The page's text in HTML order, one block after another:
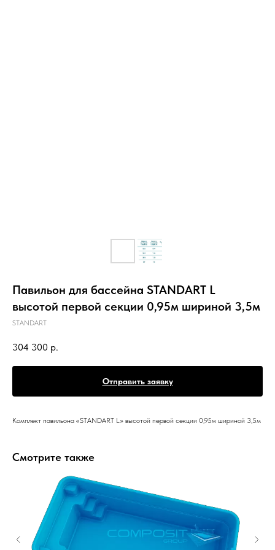
Павильон для бассейна STANDART L
высотой первой секции 0,95м шириной 3,5м
STANDART
304 300 р.
Отправить заявку
Комплект павильона «STANDART L» высотой первой секции 0,95м шириной 3,5м
Смотрите также